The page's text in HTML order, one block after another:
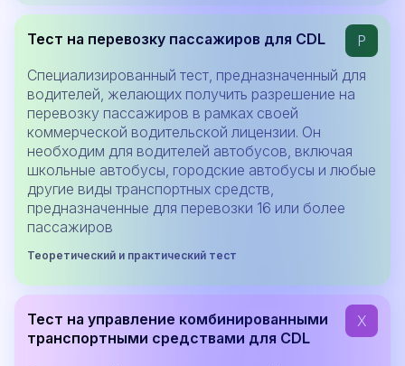
Тест на перевозку пассажиров для CDL
P
Специализированный тест, предназначенный для
водителей, желающих получить разрешение на
перевозку пассажиров в рамках своей
коммерческой водительской лицензии. Он
необходим для водителей автобусов, включая
школьные автобусы, городские автобусы и любые
другие виды транспортных средств,
предназначенные для перевозки 16 или более
пассажиров
Теоретический и практический тест
Тест на управление комбинированными
транспортными средствами для CDL
X